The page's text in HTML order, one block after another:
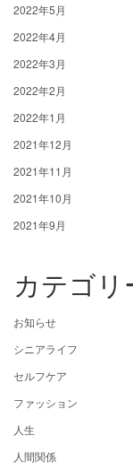
2022年5月
2022年4月
2022年3月
2022年2月
2022年1月
2021年12月
2021年11月
2021年10月
2021年9月
カテゴリ
お知らせ
シニアライフ
セルフケア
ファッション
人生
人間関係